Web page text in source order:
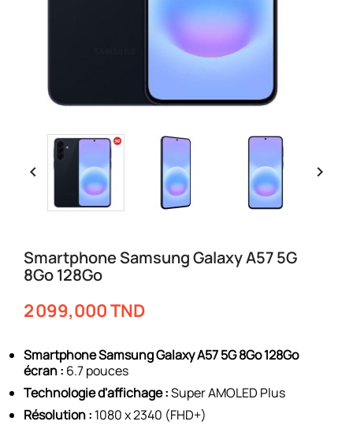
 
Smartphone Samsung Galaxy A57 5G
8Go 128Go
2 099,000 TND
Smartphone Samsung Galaxy A57 5G 8Go 128Go
écran : 6.7 pouces
Technologie d'affichage :Super AMOLED Plus
Résolution : 1080 x 2340 (FHD+)